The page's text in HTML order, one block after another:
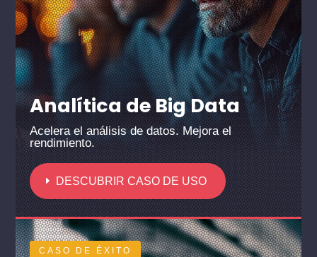
Analítica de Big Data
Acelera el análisis de datos. Mejora el
rendimiento.
DESCUBRIR CASO DE USO
CASO DE ÉXITO